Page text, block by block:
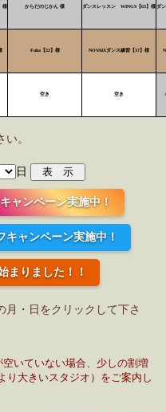
様 からだのじかん 様 ダンスレッスン WINGS【63】様ダ
Fuka【22】様 NOVAIXダンス練習【37】様
空き 空き
。
日
ャンペーン実施中！
ャンペーン実施中！
まりました！！
・日をクリックして下さ
いていない場合、少しの割増
り大きいスタジオ）をご案内し